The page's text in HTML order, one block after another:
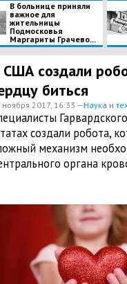
В больнице приняли
важное для
жительницы
Подмосковья
Маргариты Грачево...
создали
биться
ноября 2017, 16:33 —Наука и
создали робота,
механизм
органа